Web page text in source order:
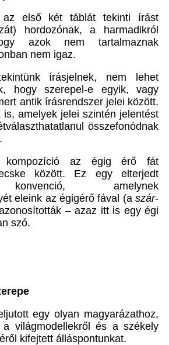
az első két táblát tekinti írást
hordozónak, a harmadikról
azok nem tartalmaznak
nem igaz.
írásjelnek, nem lehet
hogy szerepel-e egyik, vagy
antik írásrendszer jelei között.
is, amelyek jelei szintén jelentést
összefonódnak
kompozíció az égig érő fát
között. Ez egy elterjedt
amelynek
eleink az égigérő fával (a szár-
– azaz itt is egy égi
szó.
egy olyan magyarázathoz,
világmodellekről és a székely
kifejtett álláspontunkat.